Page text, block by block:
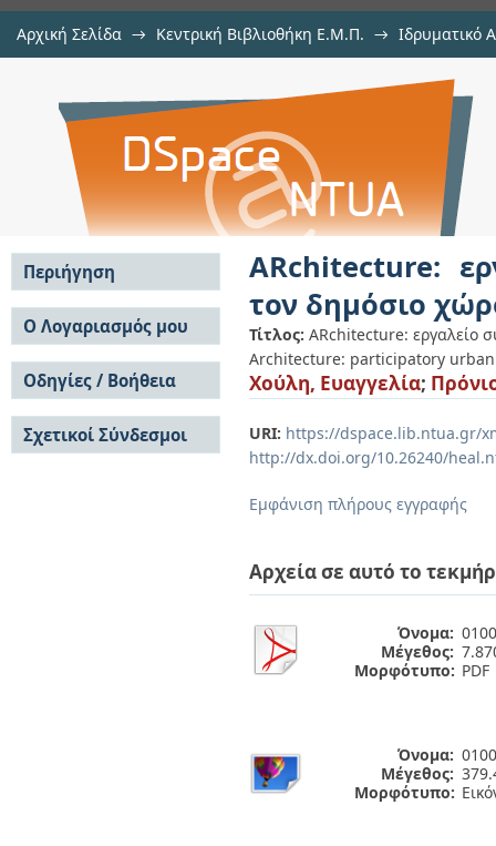
Αρχική Σελίδα → Κεντρική Βιβλιοθήκη Ε.Μ.Π. → Ιδρυματικό
ARchitecture: εργαλείο
ARchitecture:
τον δημόσιο
Τίτλος: ARchitecture: εργαλείο
Architecture: participatory
Χούλη, Ευαγγελία;
URI: https://dspace.lib.ntua.gr/
http://dx.doi.org/10.26240/
Εμφάνιση πλήρους εγγραφής
Αρχεία σε αυτό το
Όνομα:
Μέγεθος:
Μορφότυπο: PDF
Όνομα:
Μέγεθος:
Μορφότυπο:
Περιήγηση
Σε όλο το DSpace
Κοινότητες & Συλλογές
Ανά Ημερομηνία
Έκδοσης
Συγγραφείς
Τίτλοι
Θέματα
Ο Λογαριασμός μου
Σύνδεση
Εγγραφή
Οδηγίες / Βοήθεια
Οδηγίες Υποβολής
Οδηγίες Χρήσης ΙΑ
Συχνές Ερωτήσεις
Σχετικοί Σύνδεσμοι